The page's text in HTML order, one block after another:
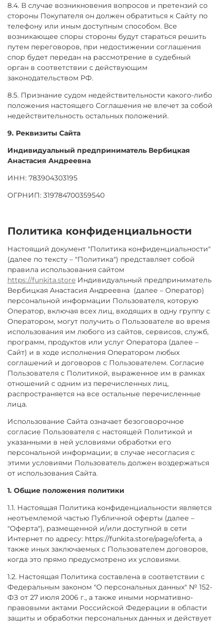
8.4. В случае возникновения вопросов и претензий со
стороны Покупателя он должен обратиться к Сайту по
телефону или иным доступным способом. Все
возникающее споры стороны будут стараться решить
путем переговоров, при недостижении соглашения
спор будет передан на рассмотрение в судебный
орган в соответствии с действующим
законодательством РФ.
8.5. Признание судом недействительности какого-либо
положения настоящего Соглашения не влечет за собой
недействительность остальных положений.
9. Реквизиты Сайта
Индивидуальный предприниматель Вербицкая
Анастасия Андреевна
ИНН: 783904303195
ОГРНИП: 319784700359540
Политика конфиденциальности
Настоящий документ "Политика конфиденциальности"
(далее по тексту – "Политика") представляет собой
правила использования сайтом
https://funkita.store Индивидуальный предприниматель
Вербицкая Анастасия Андреевна (далее – Оператор)
персональной информации Пользователя, которую
Оператор, включая всех лиц, входящих в одну группу с
Оператором, могут получить о Пользователе во время
использования им любого из сайтов, сервисов, служб,
программ, продуктов или услуг Оператора (далее –
Сайт) и в ходе исполнения Оператором любых
соглашений и договоров с Пользователем. Согласие
Пользователя с Политикой, выраженное им в рамках
отношений с одним из перечисленных лиц,
распространяется на все остальные перечисленные
лица.
Использование Сайта означает безоговорочное
согласие Пользователя с настоящей Политикой и
указанными в ней условиями обработки его
персональной информации; в случае несогласия с
этими условиями Пользователь должен воздержаться
от использования Сайта.
1. Общие положения политики
1.1. Настоящая Политика конфиденциальности является
неотъемлемой частью Публичной оферты (далее –
"Оферта"), размещенной и/или доступной в сети
Интернет по адресу: https://funkita.store/page/oferta, а
также иных заключаемых с Пользователем договоров,
когда это прямо предусмотрено их условиями.
1.2. Настоящая Политика составлена в соответствии с
Федеральным законом "О персональных данных" № 152-
ФЗ от 27 июля 2006 г., а также иными нормативно-
правовыми актами Российской Федерации в области
защиты и обработки персональных данных и действует